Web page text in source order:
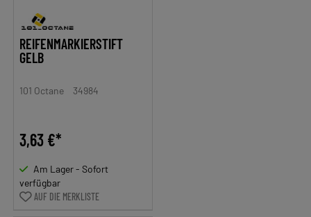
REIFENMARKIERSTIFT
GELB
101 Octane 34984
3,63 €*
Am Lager - Sofort
verfügbar
AUF DIE MERKLISTE